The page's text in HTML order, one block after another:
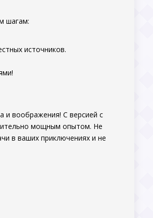
шагам:
источников.
и воображения! С версией с
мощным опытом. Не
в ваших приключениях и не